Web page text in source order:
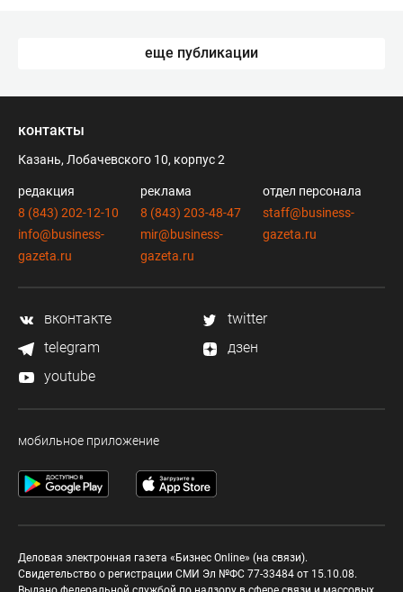
еще публикации
контакты
Казань, Лобачевского 10, корпус 2
редакция
8 (843) 202-12-10
info@business-
gazeta.ru
реклама
8 (843) 203-48-47
mir@business-
gazeta.ru
отдел персонала
staff@business-
gazeta.ru
вконтакте
twitter
telegram
дзен
youtube
мобильное приложение
Деловая электронная газета «Бизнес Online» (на связи).
Свидетельство о регистрации СМИ Эл №ФС 77-33484 от 15.10.08.